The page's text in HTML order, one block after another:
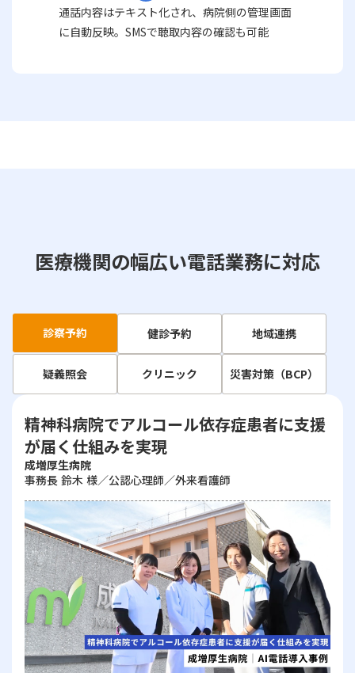
通話内容はテキスト化され、病院側の管理画面
に自動反映。SMSで聴取内容の確認も可能
医療機関の幅広い電話業務に対応
診察予約 健診予約 地域連携
疑義照会 クリニック 災害対策（BCP）
精神科病院でアルコール依存症患者に支援
が届く仕組みを実現
成増厚生病院
事務長 鈴木 様／公認心理師／外来看護師